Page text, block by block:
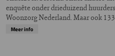
enquête onder drieduizend
Woonzorg Nederland. Maar ook
Meer info